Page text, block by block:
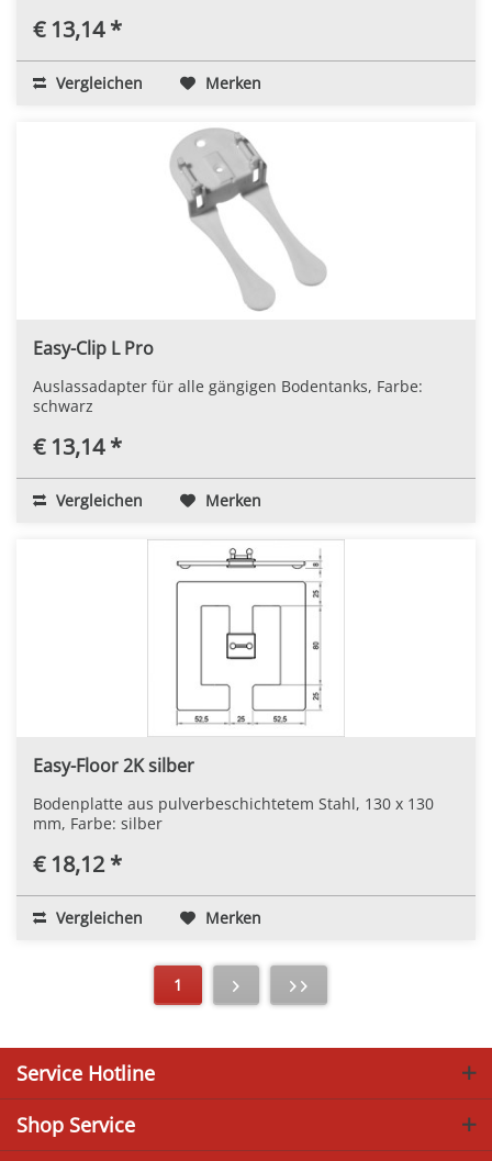
€ 13,14 *
Vergleichen Merken
Easy-Clip L Pro
Auslassadapter für alle gängigen Bodentanks, Farbe:
schwarz
€ 13,14 *
Vergleichen Merken
Easy-Floor 2K silber
Bodenplatte aus pulverbeschichtetem Stahl, 130 x 130
mm, Farbe: silber
€ 18,12 *
Vergleichen Merken
1
Service Hotline
Shop Service